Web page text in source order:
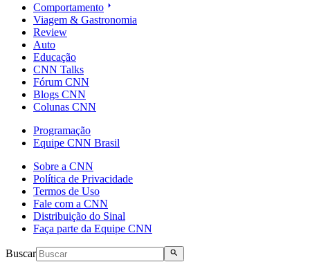
Comportamento
Viagem & Gastronomia
Review
Auto
Educação
CNN Talks
Fórum CNN
Blogs CNN
Colunas CNN
Programação
Equipe CNN Brasil
Sobre a CNN
Política de Privacidade
Termos de Uso
Fale com a CNN
Distribuição do Sinal
Faça parte da Equipe CNN
Buscar